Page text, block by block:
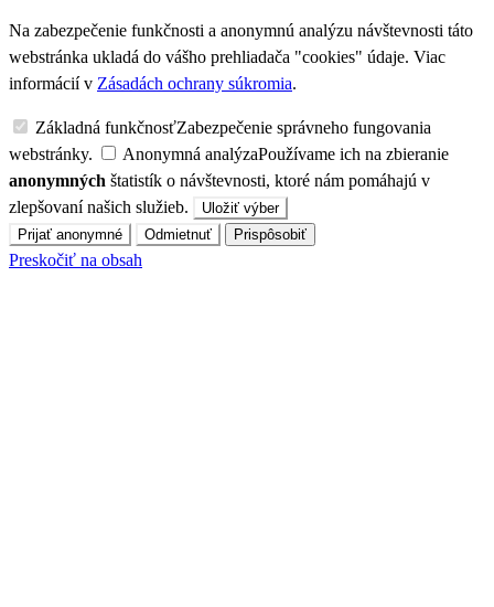
Na zabezpečenie funkčnosti a anonymnú analýzu návštevnosti táto
webstránka ukladá do vášho prehliadača "cookies" údaje. Viac
informácií v Zásadách ochrany súkromia.
Základná funkčnosťZabezpečenie správneho fungovania
webstránky.
Anonymná analýzaPoužívame ich na zbieranie
anonymných štatistík o návštevnosti, ktoré nám pomáhajú v
zlepšovaní našich služieb.
Uložiť výber
Prijať anonymné
Odmietnuť Prispôsobiť
Preskočiť na obsah